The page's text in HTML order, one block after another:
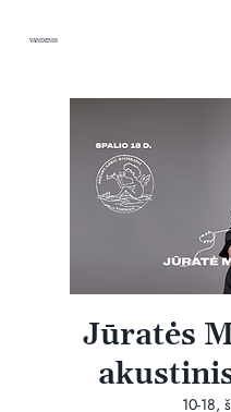
VANDENIS
Jūratės
10-18,